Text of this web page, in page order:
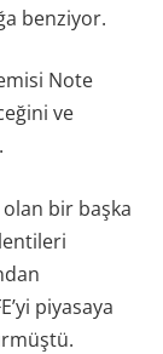
benziyor.
Note
ve
olan bir başka
piyasaya